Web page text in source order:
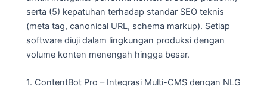
serta (5) kepatuhan terhadap standar SEO teknis
(meta tag, canonical URL, schema markup). Setiap
software diuji dalam lingkungan produksi dengan
volume konten menengah hingga besar.
1. ContentBot Pro – Integrasi Multi-CMS dengan NLG